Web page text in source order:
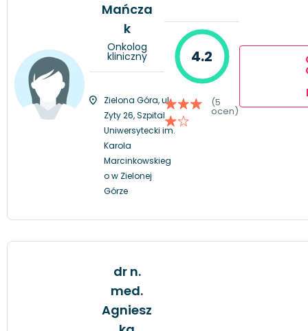
Mańcza
k
Onkolog
kliniczny
Zielona Góra, ul.
Zyty 26, Szpital
Uniwersytecki im.
Karola
Marcinkowskieg
o w Zielonej
Górze
4.2
(5
ocen)
dr n.
med.
Agniesz